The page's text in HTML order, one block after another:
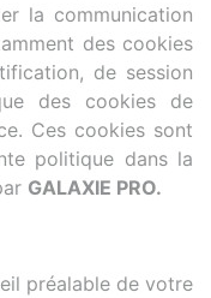
la communication
des cookies
de session
des cookies de
Ces cookies sont
politique dans la
GALAXIE PRO.
préalable de votre